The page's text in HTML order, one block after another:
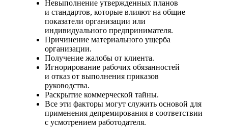
Невыполнение утвержденных планов
и стандартов, которые влияют на общие
показатели организации или
индивидуального предпринимателя.
Причинение материального ущерба
организации.
Получение жалобы от клиента.
Игнорирование рабочих обязанностей
и отказ от выполнения приказов
руководства.
Раскрытие коммерческой тайны.
Все эти факторы могут служить основой для
применения депремирования в соответствии
с усмотрением работодателя.